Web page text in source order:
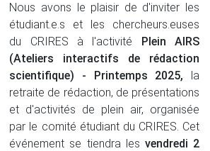
Nous avons le plaisir de d'inviter les
étudiant.e.s et les chercheurs.euses
du CRIRES à l'activité Plein AIRS
(Ateliers interactifs de rédaction
scientifique) - Printemps 2025, la
retraite de rédaction, de présentations
et d'activités de plein air, organisée
par le comité étudiant du CRIRES. Cet
événement se tiendra les vendredi 2